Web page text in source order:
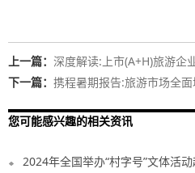
上一篇： 深度解读:上市(A+H)旅游企
下一篇： 携程暑期报告:旅游市场全
您可能感兴趣的相关资讯
2024年全国举办“村字号”文体活